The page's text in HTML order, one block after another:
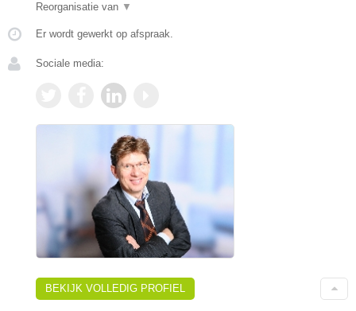
Reorganisatie van ▼
Er wordt gewerkt op afspraak.
Sociale media:
BEKIJK VOLLEDIG PROFIEL